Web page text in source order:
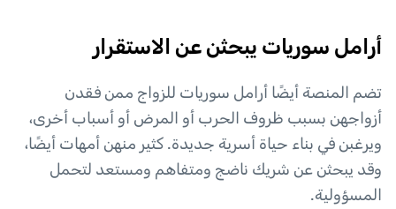
أرامل سوريات يبحثن عن الاستقرار
تضم المنصة أيضًا أرامل سوريات للزواج ممن فقدن
أزواجهن بسبب ظروف الحرب أو المرض أو أسباب أخرى،
ويرغبن في بناء حياة أسرية جديدة. كثير منهن أمهات أيضًا،
وقد يبحثن عن شريك ناضج ومتفاهم ومستعد لتحمل
المسؤولية.